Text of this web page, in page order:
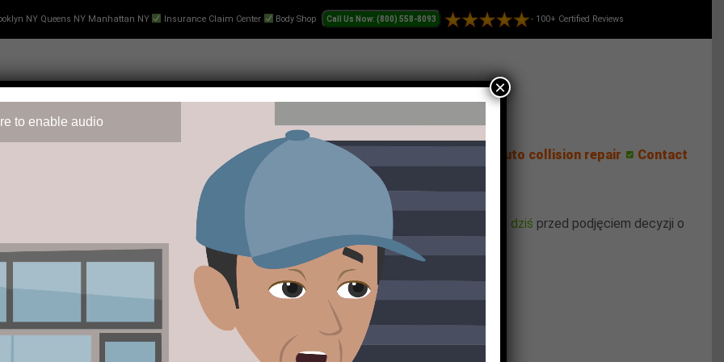
NY Queens NY Manhattan NY Insurance Claim Center Body Shop - 100+ Certified Reviews
Towing Press Center Auto collision repair Contact
wśród fanów sportu. Wielu użytkowników regularnie sprawdza sts oferta na dziś przed podjęciem decyzji o
i profesjonalnemu podejściu do swoich klientów.
obstawiania
to enable audio
×